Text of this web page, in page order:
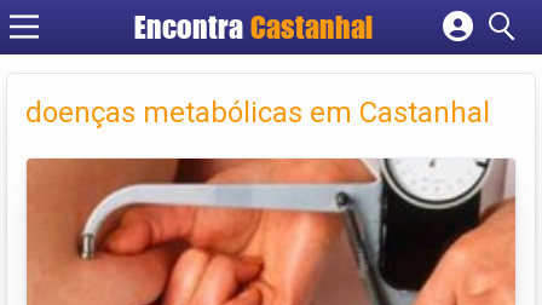
EncontraCastanhal
Cadastrar empresa
Criar conta
doenças metabólicas em Castanhal